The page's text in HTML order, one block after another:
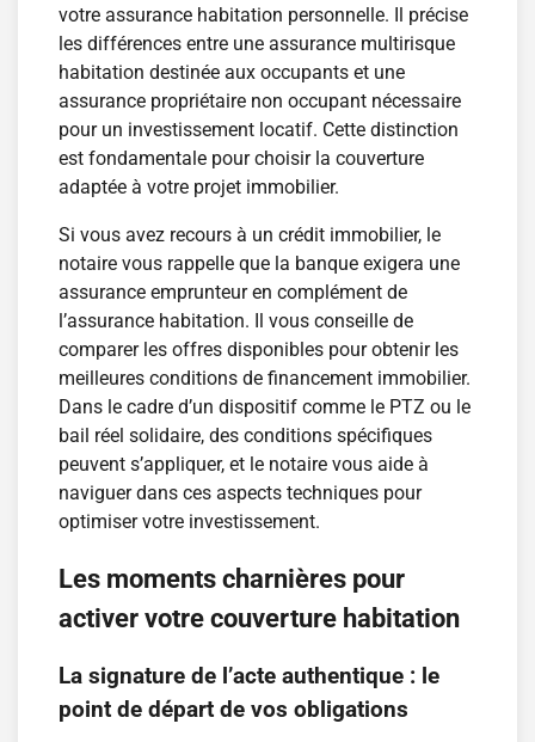
votre assurance habitation personnelle. Il précise
les différences entre une assurance multirisque
habitation destinée aux occupants et une
assurance propriétaire non occupant nécessaire
pour un investissement locatif. Cette distinction
est fondamentale pour choisir la couverture
adaptée à votre projet immobilier.
Si vous avez recours à un crédit immobilier, le
notaire vous rappelle que la banque exigera une
assurance emprunteur en complément de
l’assurance habitation. Il vous conseille de
comparer les offres disponibles pour obtenir les
meilleures conditions de financement immobilier.
Dans le cadre d’un dispositif comme le PTZ ou le
bail réel solidaire, des conditions spécifiques
peuvent s’appliquer, et le notaire vous aide à
naviguer dans ces aspects techniques pour
optimiser votre investissement.
Les moments charnières pour
activer votre couverture habitation
La signature de l’acte authentique : le
point de départ de vos obligations